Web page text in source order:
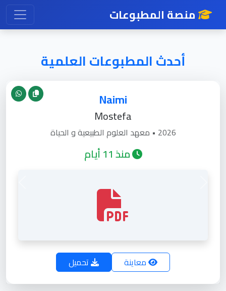
منصة المطبوعات
أحدث المطبوعات العلمية
Naimi
2026 • معهد العلوم الطبيعية و الحياة